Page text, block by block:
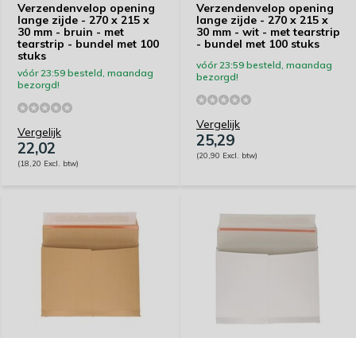
Verzendenvelop opening
lange zijde - 270 x 215 x
30 mm - bruin - met
tearstrip - bundel met 100
stuks
vóór 23:59 besteld, maandag
bezorgd!
Vergelijk
22,02
(18,20 Excl. btw)
Verzendenvelop opening
lange zijde - 270 x 215 x
30 mm - wit - met tearstrip
- bundel met 100 stuks
vóór 23:59 besteld, maandag
bezorgd!
Vergelijk
25,29
(20,90 Excl. btw)